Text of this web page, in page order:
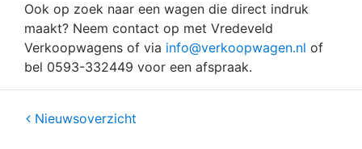
Ook op zoek naar een wagen die direct indruk
maakt? Neem contact op met Vredeveld
Verkoopwagens of via info@verkoopwagen.nl of
bel 0593-332449 voor een afspraak.
Nieuwsoverzicht